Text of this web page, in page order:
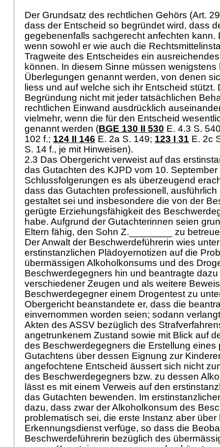
Der Grundsatz des rechtlichen Gehörs (Art.
dass der Entscheid so begründet wird, dass
gegebenenfalls sachgerecht anfechten kann.
wenn sowohl er wie auch die
Tragweite des Entscheides ein
können. In diesem Sinne müssen wenigstens
Überlegungen genannt werden, von denen
liess und auf welche sich ihr Entscheid stützt.
Begründung nicht mit jeder tatsächlichen
rechtlichen Einwand ausdrücklich
vielmehr, wenn die für den Entscheid
genannt werden (BGE 130 II 530 E. 4.3 S.
102 f.; 124 II 146 E. 2a S. 149; 123 I 31 E. 2c
S. 14 f., je mit Hinweisen).
2.3 Das Obergericht verweist auf das
das Gutachten des KJPD vom 10.
Schlussfolgerungen es als überzeugend
dass das Gutachten professionell,
gestaltet sei und insbesondere die von der
gerügte Erziehungsfähigkeit des
habe. Aufgrund der Gutachterinnen seien
Eltern fähig, den Sohn Z.________ zu
Der Anwalt der Beschwerdeführerin wies
erstinstanzlichen Plädoyernotizen auf die
übermässigen Alkoholkonsums und des
Beschwerdegegners hin und beantragte
verschiedener Zeugen und als weitere
Beschwerdegegner einem Drogentest zu
Obergericht beanstandete er, dass die
einvernommen worden seien; sodann
Akten des ASSV bezüglich des
angetrunkenem Zustand sowie mit Blick auf
des Beschwerdegegners die Erstellung eines
Gutachtens über dessen Eignung zur
angefochtene Entscheid äussert sich nicht
des Beschwerdegegners bzw. zu dessen
lässt es mit einem Verweis auf den
das Gutachten bewenden. Im
dazu, dass zwar der Alkoholkonsum des
problematisch sei, die erste Instanz aber über
Erkennungsdienst verfüge, so dass die
Beschwerdeführerin bezüglich des